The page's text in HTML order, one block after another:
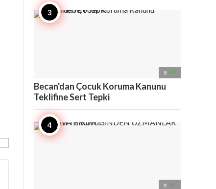
9 
Becan'dan Çocuk Koruma Kanunu
Teklifine Sert Tepki
9 